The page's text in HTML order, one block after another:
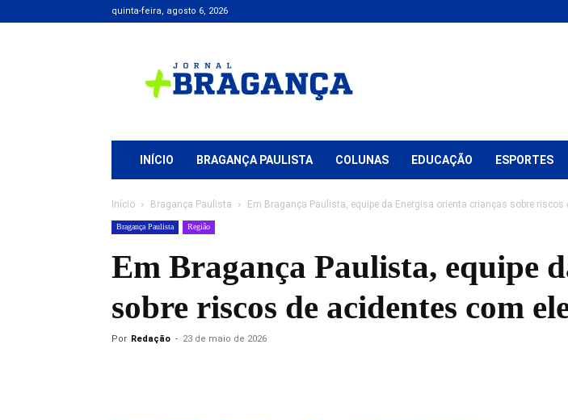
quinta-feira, agosto 6, 2026
+
Bragança
INÍCIO BRAGANÇA PAULISTA COLUNAS EDUCAÇÃO ESPORTES
Início Bragança Paulista Em Bragança Paulista, equipe da Energisa orienta crianças sobre
Bragança Paulista Região
Em Bragança Paulista, equipe
sobre riscos de acidentes com
Por Redação - 23 de maio de 2026